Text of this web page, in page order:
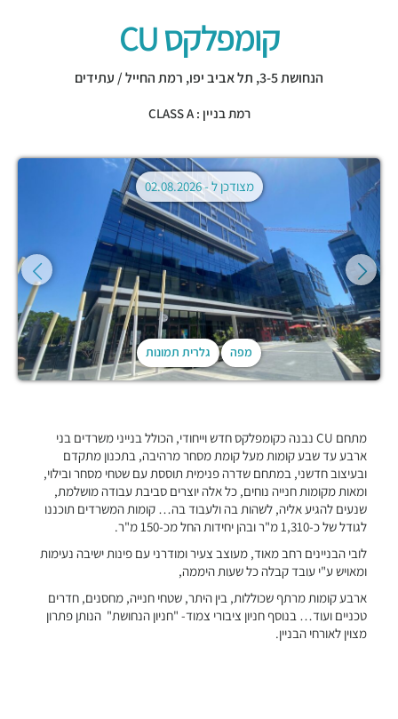
קומפלקס CU
הנחושת 3-5, תל אביב יפו, רמת החייל / עתידים
רמת בניין : CLASS A
מפה גלרית תמונות
מצודכן ל -02.08.2026
מתחם CU נבנה כקומפלקס חדש וייחודי, הכולל בנייני משרדים בני
ארבע עד שבע קומות מעל קומת מסחר מרהיבה, בתכנון מתקדם
ובעיצוב חדשני, במתחם שדרה פנימית תוססת עם שטחי מסחר ובילוי,
ומאות מקומות חנייה נוחים, כל אלה יוצרים סביבת עבודה מושלמת,
שנעים להגיע אליה, לשהות בה ולעבוד בה… קומות המשרדים תוכננו
לגודל של כ-1,310 מ"ר ובהן יחידות החל מכ-150 מ"ר.
לובי הבניינים רחב מאוד, מעוצב צעיר ומודרני עם פינות ישיבה נעימות
ומאויש ע"י עובד קבלה כל שעות היממה,
ארבע קומות מרתף שכוללות, בין היתר, שטחי חנייה, מחסנים, חדרים
טכניים ועוד… בנוסף חניון ציבורי צמוד- "חניון הנחושת" הנותן פתרון
מצוין לאורחי הבניין.